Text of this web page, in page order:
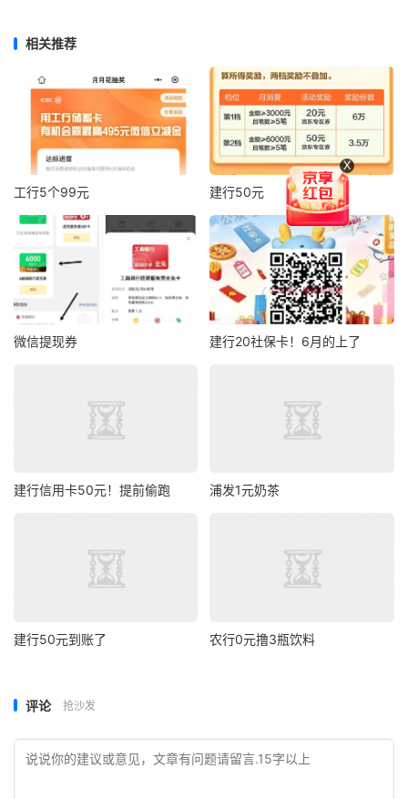
相关推荐
工行5个99元 建行50元
微信提现券 建行20社保卡！6月的上了
建行信用卡50元！提前偷跑 浦发1元奶茶
建行50元到账了 农行0元撸3瓶饮料
评论 抢沙发
X